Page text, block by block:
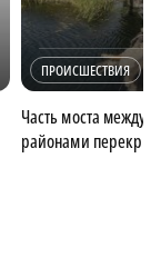
ПРОИСШЕСТВИЯ
Часть моста между
районами